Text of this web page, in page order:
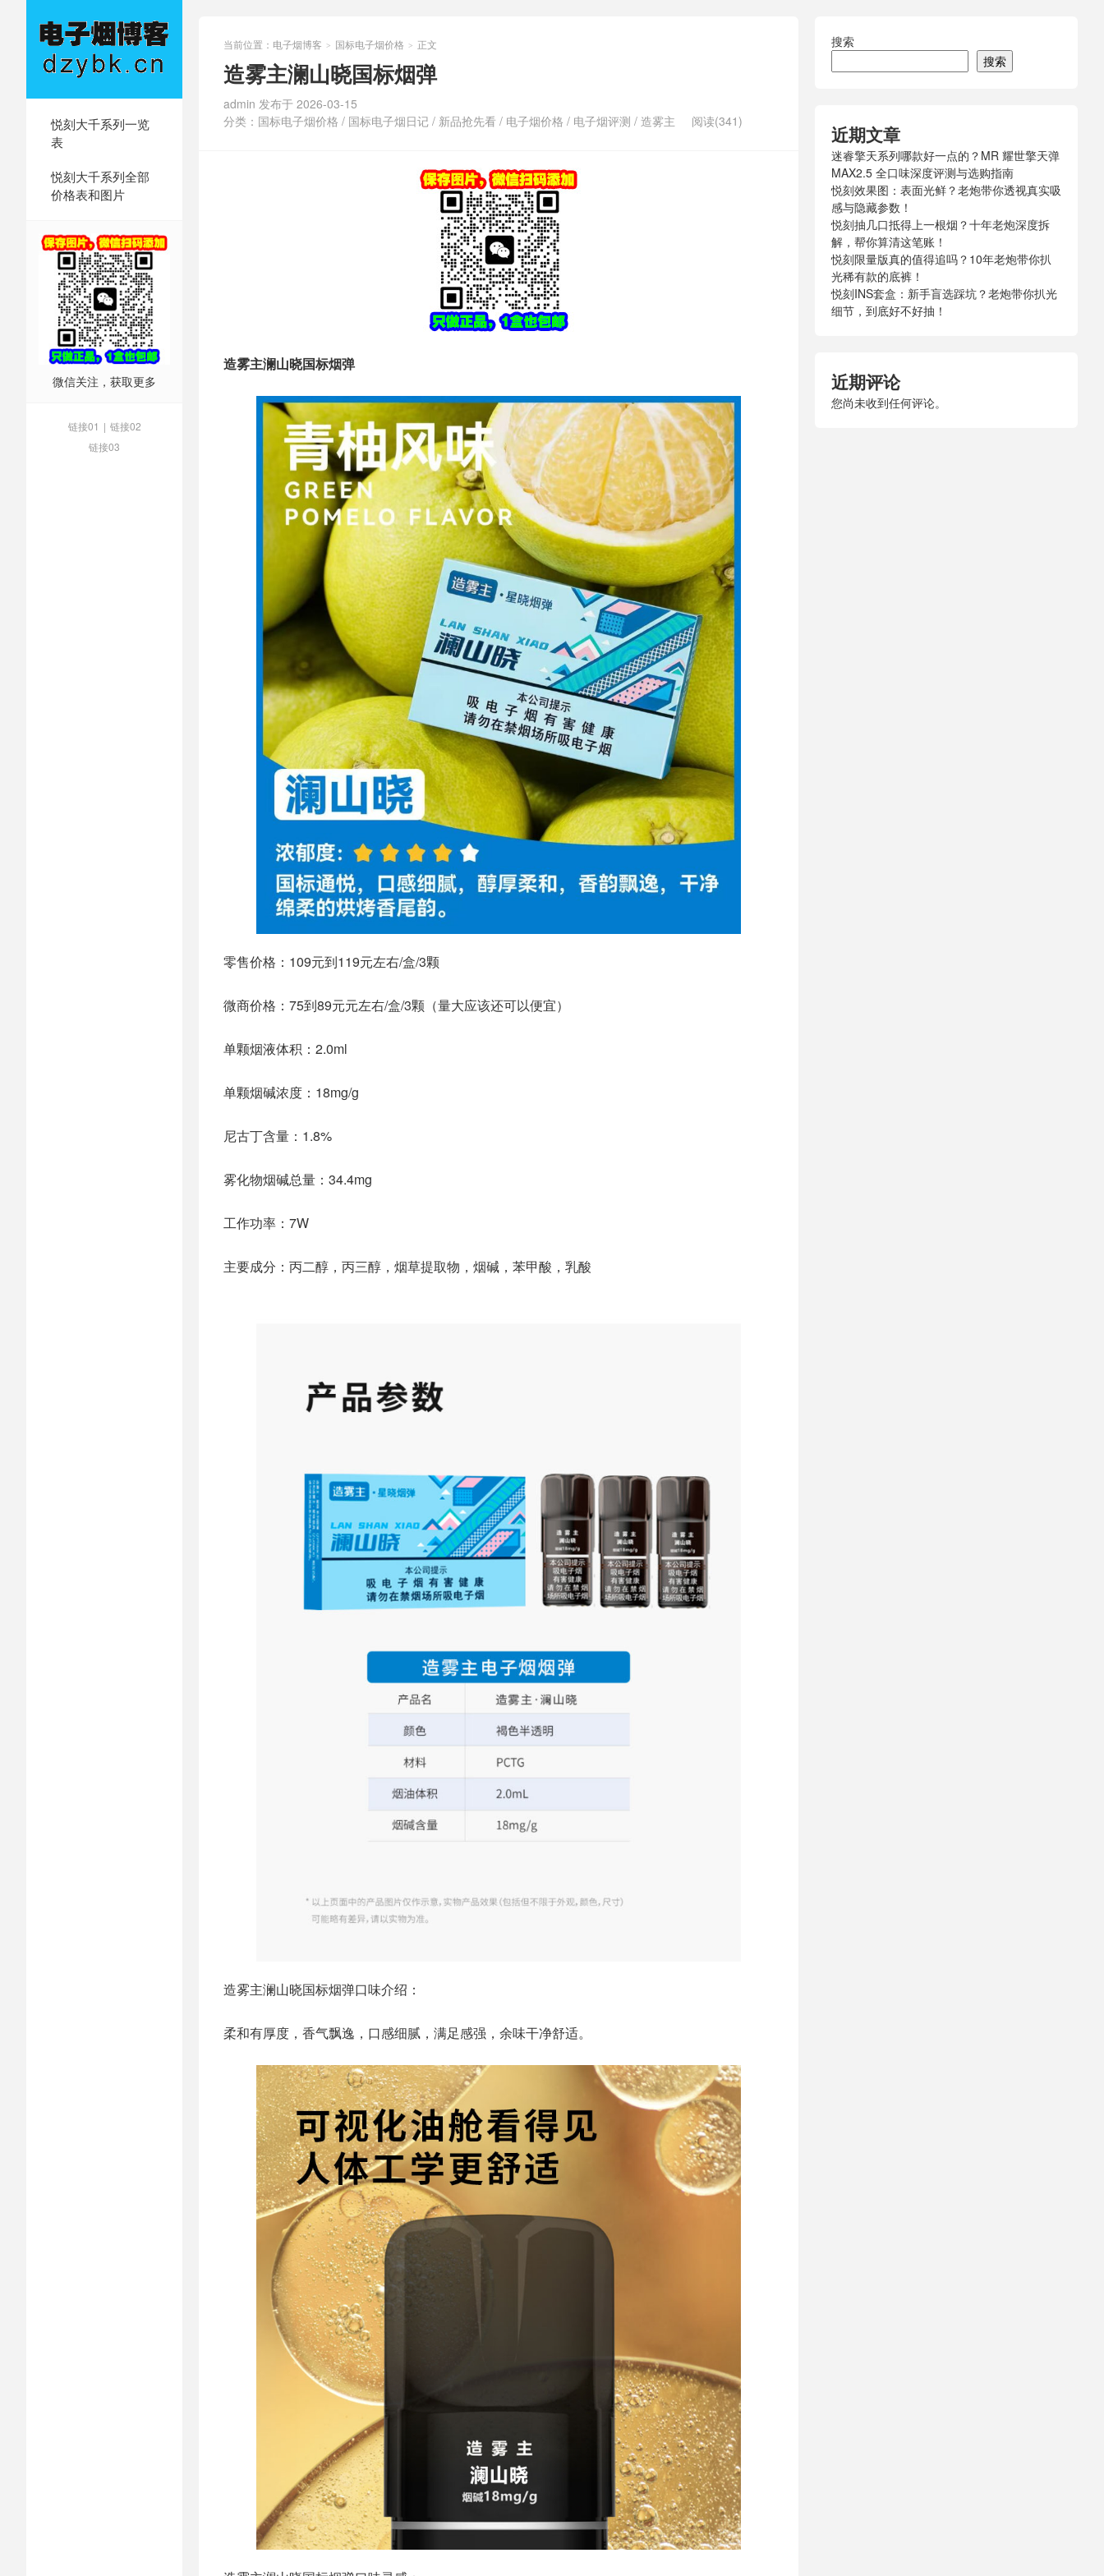
悦刻大千系列一览
表
悦刻大千系列全部
价格表和图片
微信关注，获取更多
链接01 | 链接02
链接03
当前位置： 电子烟博客 > 国标电子烟价格 > 正文
造雾主澜山晓国标烟弹
admin 发布于 2026-03-15
分类： 国标电子烟价格 / 国标电子烟日记 / 新品抢先看 / 电子烟价格 / 电子烟评测 / 造雾主 阅读(341)
造雾主澜山晓国标烟弹
零售价格：109元到119元左右/盒/3颗
微商价格：75到89元元左右/盒/3颗（量大应该还可以便宜）
单颗烟液体积：2.0ml
单颗烟碱浓度：18mg/g
尼古丁含量：1.8%
雾化物烟碱总量：34.4mg
工作功率：7W
主要成分：丙二醇，丙三醇，烟草提取物，烟碱，苯甲酸，乳酸
造雾主澜山晓国标烟弹口味介绍：
柔和有厚度，香气飘逸，口感细腻，满足感强，余味干净舒适。
搜索
搜索
近期文章
迷睿擎天系列哪款好一点的？MR 耀世擎天弹
MAX2.5 全口味深度评测与选购指南
悦刻效果图：表面光鲜？老炮带你透视真实吸
感与隐藏参数！
悦刻抽几口抵得上一根烟？十年老炮深度拆
解，帮你算清这笔账！
悦刻限量版真的值得追吗？10年老炮带你扒
光稀有款的底裤！
悦刻INS套盒：新手盲选踩坑？老炮带你扒光
细节，到底好不好抽！
近期评论
您尚未收到任何评论。